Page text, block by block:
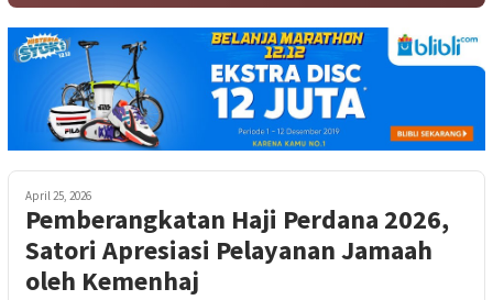
April 25, 2026
Pemberangkatan Haji Perdana 2026,
Satori Apresiasi Pelayanan Jamaah
oleh Kemenhaj